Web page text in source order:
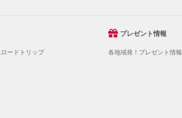
ードトリップ
プレゼント情報
各地域発！プレゼント情報